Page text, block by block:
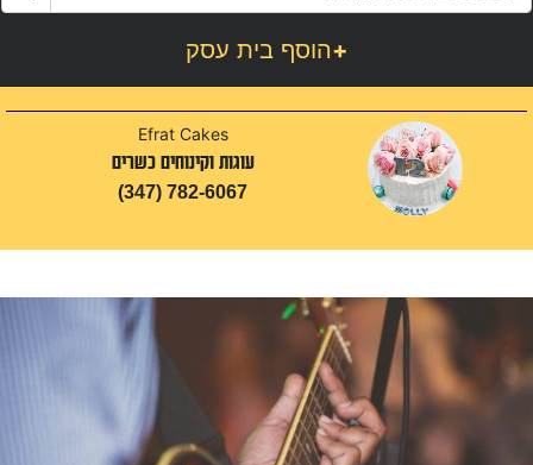
הוסף בית עסק+
Efrat Cakes
עוגות וקינוחים כשרים
(347) 782-6067